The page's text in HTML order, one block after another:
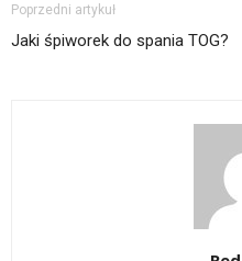
Poprzedni artykuł
Jaki śpiworek do spania TOG?